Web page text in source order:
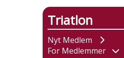
Triatlon
Nyt Medlem
For Medlemmer